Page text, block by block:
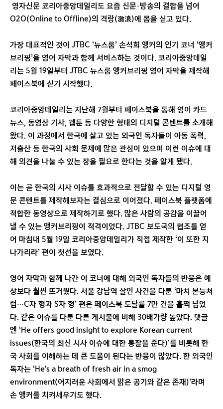
영자신문 코리아중앙데일리도 요즘 신문·방송의 결합을 넘어
O2O(Online to Offline)의 격랑(激浪)에 몸을 싣고 있다.
가장 대표적인 것이 JTBC ‘뉴스룸’ 손석희 앵커의 인기 코너 ‘앵커
브리핑’을 영어 자막과 함께 서비스하는 것이다. 코리아중앙데일
리는 5월 19일부터 JTBC 뉴스룸 앵커브리핑 영어 자막을 제작해
페이스북에 싣기 시작했다.
코리아중앙데일리는 지난해 7월부터 페이스북을 통해 영어 카드
뉴스, 동영상 기사, 웹툰 등 다양한 형태의 디지털 콘텐트를 소개해
왔다. 이 과정에서 한국에 살고 있는 외국인 독자들이 아동 폭력,
저출산 등 한국의 사회 문제에 많은 관심이 있으며 이런 이슈에 대
해 의견을 나눌 수 있는 장을 필요로 한다는 것을 알게 됐다.
이는 곧 한국의 시사 이슈를 효과적으로 전달할 수 있는 디지털 영
문 콘텐트를 제작해보자는 결심으로 이어졌다. 페이스북 플랫폼에
적합한 동영상으로 제작하기로 했다. 많은 사람의 공감을 이끌어
낼 수 있는 앵커브리핑이 적격이었다. JTBC 보도국의 협조를 얻
어 마침내 5월 19일 코리아중앙데일리가 직접 제작한 ‘이 또한 지
나가리라’ 편이 첫선을 보였다.
영어 자막과 함께 나간 이 코너에 대해 외국인 독자들의 반응은 예
상보다 훨씬 뜨거웠다. 서울 강남역 살인 사건을 다룬 ‘마치 본능처
럼…C자 형과 S자 형’ 편은 페이스북 도달률 7만 건을 훌쩍 넘었
다. 같은 이슈를 다룬 다른 게시물에 비해 30배가량 높았다. 댓글
엔 ‘He offers good insight to explore Korean current
issues(한국의 최신 시사 이슈에 대한 통찰을 준다)’를 비롯해 한
국 사회를 이해하는 데 큰 도움이 된다는 반응이 많았다. 한 외국인
독자는 ‘He's a breath of fresh air in a smog
environment(어지러운 사회에서 맑은 공기와 같은 존재)’라며
손 앵커를 치켜세우기도 했다.